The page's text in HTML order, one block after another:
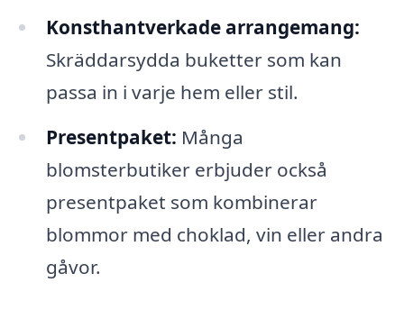
Konsthantverkade arrangemang:
Skräddarsydda buketter som kan
passa in i varje hem eller stil.
Presentpaket: Många
blomsterbutiker erbjuder också
presentpaket som kombinerar
blommor med choklad, vin eller andra
gåvor.